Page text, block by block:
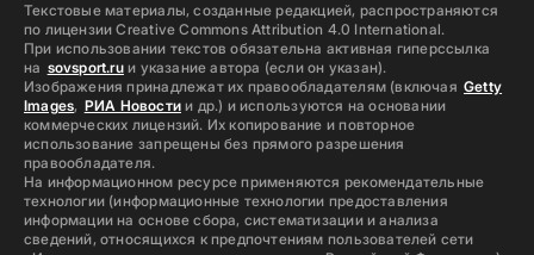
Текстовые материалы, созданные редакцией, распространяются
по лицензии Creative Commons Attribution 4.0 International.
При использовании текстов обязательна активная гиперссылка
на sovsport.ruи указание автора (если он указан).
Изображения принадлежат их правообладателям (включая Getty
Images, РИА Новостии др.) и используются на основании
коммерческих лицензий. Их копирование и повторное
использование запрещены без прямого разрешения
правообладателя.
На информационном ресурсе применяются рекомендательные
технологии (информационные технологии предоставления
информации на основе сбора, систематизации и анализа
сведений, относящихся к предпочтениям пользователей сети